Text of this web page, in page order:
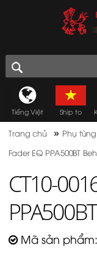
Tiếng Việt Ship to
Trang chủ » Phụ
Fader EQ PPA500BT
CT10-
Mã sản phẩm: